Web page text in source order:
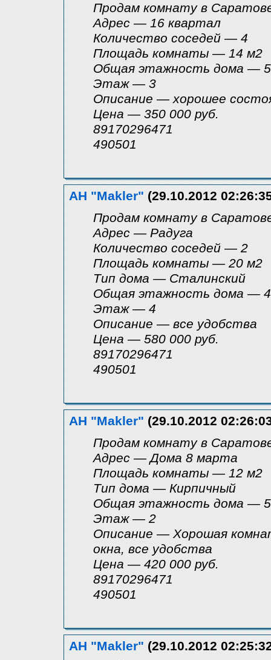
Продам комнату в
Адрес — 16 квартал
Количество coceдей — 4
Площадь комнаты — 14 м2
Общая этажность дома — 5
Этаж — 3
Описание — хорошее
Цена — 350 000 руб.
89170296471
490501
АН "Makler" (29.10.2012
Продам комнату в
Адрес — Радуга
Количество coceдей — 2
Площадь комнаты — 20 м2
Tип дома — Сталинский
Общая этажность дома — 4
Этаж — 4
Описание — все удобства
Цена — 580 000 руб.
89170296471
490501
АН "Makler" (29.10.2012
Продам комнату в
Адрес — Дома 8 марта
Площадь комнаты — 12 м2
Tип дома — Кирпичный
Общая этажность дома — 5
Этаж — 2
Описание — Хорошая
окна, все удобства
Цена — 420 000 руб.
89170296471
490501
АН "Makler" (29.10.2012